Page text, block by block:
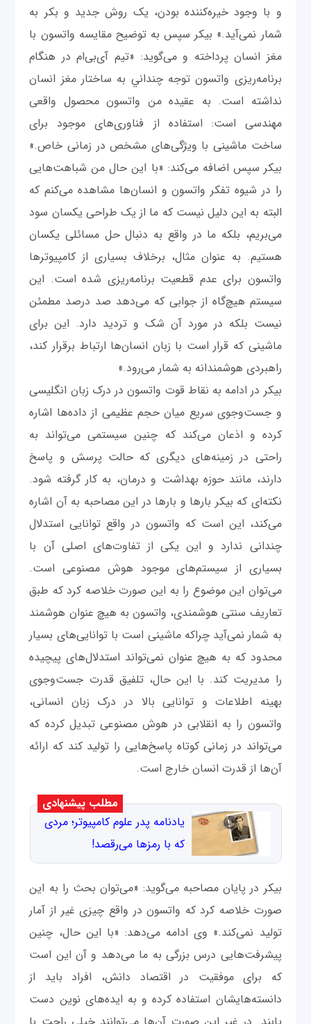
و با وجود خیره‌کننده بودن، یک روش جدید و بکر به
شمار نمی‌‌‌آید.» بیکر سپس به توضیح مقایسه واتسون با
مغز انسان پرداخته و می‌گوید: «تیم آی‌بی‌ام در هنگام
برنامه‌ریزی واتسون توجه چنداني به ساختار مغز انسان
نداشته است. به عقیده من واتسون محصول واقعی
مهندسی است‌: استفاده از فناوری‌های موجود برای
ساخت ماشینی با ویژگی‌های مشخص در زمانی خاص.»
بیکر سپس اضافه می‌کند: «با این حال من شباهت‌هایی
را در شیوه تفکر واتسون و انسان‌ها مشاهده می‌کنم که
البته به این دليل نیست که ما از یک طراحی یکسان سود
می‌بریم، بلکه ما در واقع به دنبال حل مسائلی یکسان
هستیم. به عنوان مثال، برخلاف بسیاری از کامپیوترها
واتسون برای عدم قطعیت برنامه‌ریزی شده است. این
سیستم هیچ‌گاه از جوابی که می‌دهد صد درصد مطمئن
نیست بلکه در مورد آن شک و تردید دارد. این برای
ماشینی که قرار است با زبان انسان‌ها ارتباط برقرار کند،
راهبردی هوشمندانه به شمار می‌رود.»
بیکر در ادامه به نقاط قوت واتسون در درک زبان انگلیسی
و جست‌وجوی سریع میان حجم عظیمی از داده‌ها اشاره
کرده و اذعان می‌کند که چنین سیستمی می‌تواند به
راحتی در زمینه‌های دیگری که حالت پرسش و پاسخ
دارند، مانند حوزه بهداشت و درمان، به کار گرفته شود.
نکته‌ای که بیکر بارها و بارها در این مصاحبه به آن اشاره
می‌کند، این است که واتسون در واقع توانایی استدلال
چندانی ندارد و این یکی از تفاوت‌های اصلی آن با
بسیاری از سیستم‌های موجود هوش مصنوعی است.
می‌توان این موضوع را به این صورت خلاصه کرد که طبق
تعاریف سنتی هوشمندی، واتسون به هیچ عنوان هوشمند
به شمار نمی‌آید چراکه ماشینی است با توانایی‌های بسیار
محدود که به هیچ عنوان نمی‌تواند استدلال‌های پیچیده
را مدیریت کند. با این حال، تلفیق قدرت جست‌وجوی
بهینه اطلاعات و توانایی بالا در درک زبان انسانی،
واتسون را به انقلابی در هوش مصنوعی تبدیل کرده که
می‌تواند در زمانی کوتاه پاسخ‌هایی را تولید کند که ارائه
آن‌‌ها از قدرت انسان خارج است.
مطلب پیشنهادی
يادنامه پدر علوم کامپیوتر؛ مردی
که با رمزها می‌رقصد!
بیکر در پایان مصاحبه می‌گوید: «می‌توان بحث را به این
صورت خلاصه کرد که واتسون در واقع چیزی غیر از آمار
تولید نمی‌کند.» وی ادامه می‌دهد: «با این حال، چنین
پیشرفت‌هایی درس بزرگی به ما می‌دهد و آن این است
که برای موفقیت در اقتصاد دانش، افراد باید از
دانسته‌هایشان استفاده کرده و به ایده‌های نوین دست